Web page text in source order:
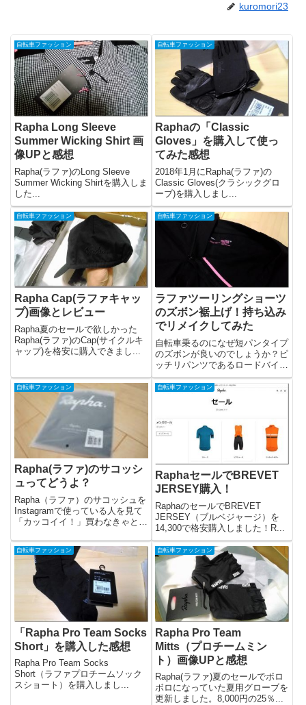
kuromori23
自転車ファッション
Rapha Long Sleeve
Summer Wicking Shirt 画
像UPと感想
Rapha(ラファ)のLong Sleeve
Summer Wicking Shirtを購入しま
した...
自転車ファッション
Raphaの「Classic
Gloves」を購入して使っ
てみた感想
2018年1月にRapha(ラファ)の
Classic Gloves(クラシックグロ
ーブ)を購入しまし...
自転車ファッション
Rapha Cap(ラファキャッ
プ)画像とレビュー
Rapha夏のセールで欲しかった
Rapha(ラファ)のCap(サイクルキ
ャップ)を格安に購入できまし...
自転車ファッション
ラファツーリングショーツ
のズボン裾上げ！持ち込み
でリメイクしてみた
自転車乗るのになぜ短パンタイプ
のズボンが良いのでしょうか？ピ
ッチリパンツであるロードバイク
用の「レー...
自転車ファッション
Rapha(ラファ)のサコッシ
ュってどうよ？
Rapha（ラファ）のサコッシュを
Instagramで使っている人を見て
「カッコイイ！」買わなきゃと思
2,000円くらいしました。その感
想をブログにまとめておきます。
自転車ファッション
RaphaセールでBREVET
JERSEY購入！
RaphaのセールでBREVET
JERSEY（ブルベジャージ）を
14,300で格安購入しました！R...
自転車ファッション
「Rapha Pro Team Socks
Short」を購入した感想
Rapha Pro Team Socks
Short（ラファプロチームソック
スショート）を購入しまし...
自転車ファッション
Rapha Pro Team
Mitts（プロチームミン
ト）画像UPと感想
Rapha(ラファ)夏のセールでボロ
ボロになっていた夏用グローブを
更新しました。8,000円の25％...